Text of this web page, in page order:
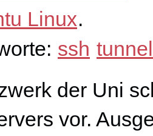
Linux.
ssh tunnel
der Uni
vor.